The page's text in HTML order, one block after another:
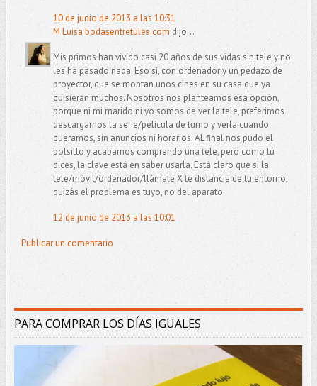
10 de junio de 2013 a las 10:31
M Luisa bodasentretules.com dijo...
Mis primos han vivido casi 20 años de sus vidas sin tele y no
les ha pasado nada. Eso sí, con ordenador y un pedazo de
proyector, que se montan unos cines en su casa que ya
quisieran muchos. Nosotros nos planteamos esa opción,
porque ni mi marido ni yo somos de ver la tele, preferimos
descargarnos la serie/película de turno y verla cuando
queramos, sin anuncios ni horarios. AL final nos pudo el
bolsillo y acabamos comprando una tele, pero como tú
dices, la clave está en saber usarla. Está claro que si la
tele/móvil/ordenador/llámale X te distancia de tu entorno,
quizás el problema es tuyo, no del aparato.
12 de junio de 2013 a las 10:01
Publicar un comentario
PARA COMPRAR LOS DÍAS IGUALES